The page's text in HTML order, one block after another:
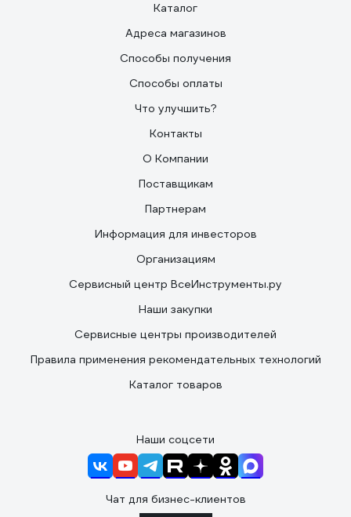
Каталог
Адреса магазинов
Способы получения
Способы оплаты
Что улучшить?
Контакты
О Компании
Поставщикам
Партнерам
Информация для инвесторов
Организациям
Сервисный центр ВсеИнструменты.ру
Наши закупки
Сервисные центры производителей
Правила применения рекомендательных технологий
Каталог товаров
Наши соцсети
Чат для бизнес-клиентов